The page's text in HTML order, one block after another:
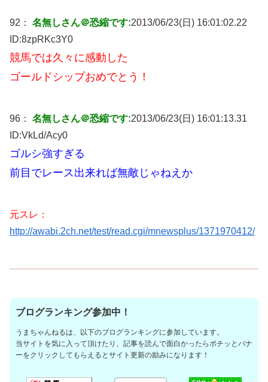
92： 名無しさん＠恐縮です:2013/06/23(日) 16:01:02.22
ID:8zpRKc3Y0
競馬では久々に感動した
ゴールドシップおめでとう！
96： 名無しさん＠恐縮です:2013/06/23(日) 16:01:13.31
ID:VkLd/Acy0
ゴルシ強すぎる
前目でレース出来れば無敵じゃねえか
元スレ：
http://awabi.2ch.net/test/read.cgi/mnewsplus/1371970412/
ブログランキング参加中！
うまちゃんねるは、以下のブログランキングに参加しています。
当サイトを気に入って頂けたり、記事を読んで面白かったらポチッとバナ
ーをクリックしてもらえるとサイト更新の励みになります！